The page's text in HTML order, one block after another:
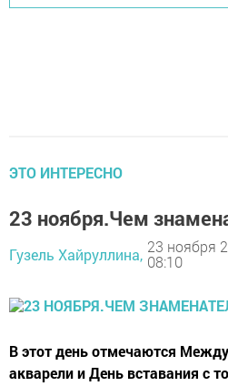
ЭТО ИНТЕРЕСНО
23 ноября.Чем
Гузель Хайруллина, 23 ноября
08:10
В этот день отмечаются
акварели и День вставания с